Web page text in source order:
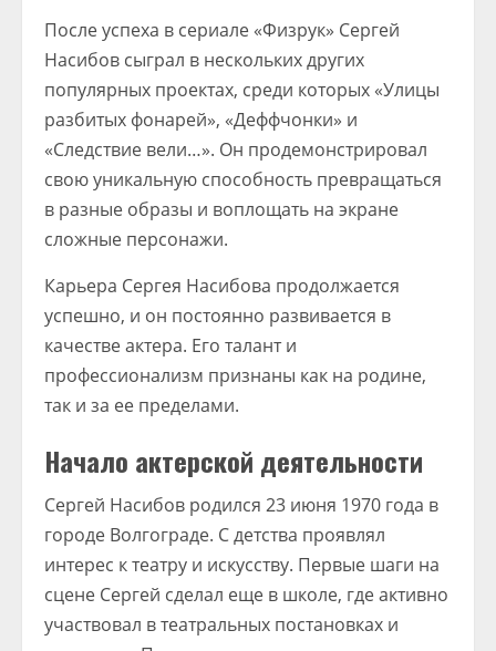
После успеха в сериале «Физрук» Сергей
Насибов сыграл в нескольких других
популярных проектах, среди которых «Улицы
разбитых фонарей», «Деффчонки» и
«Следствие вели…». Он продемонстрировал
свою уникальную способность превращаться
в разные образы и воплощать на экране
сложные персонажи.
Карьера Сергея Насибова продолжается
успешно, и он постоянно развивается в
качестве актера. Его талант и
профессионализм признаны как на родине,
так и за ее пределами.
Начало актерской деятельности
Сергей Насибов родился 23 июня 1970 года в
городе Волгограде. С детства проявлял
интерес к театру и искусству. Первые шаги на
сцене Сергей сделал еще в школе, где активно
участвовал в театральных постановках и